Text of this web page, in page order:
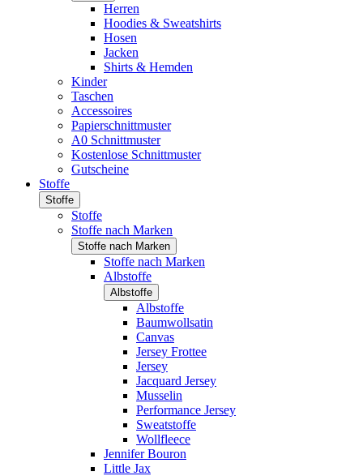
Herren
Hoodies & Sweatshirts
Hosen
Jacken
Shirts & Hemden
Kinder
Taschen
Accessoires
Papierschnittmuster
A0 Schnittmuster
Kostenlose Schnittmuster
Gutscheine
Stoffe
Stoffe
Stoffe
Stoffe nach Marken
Stoffe nach Marken
Stoffe nach Marken
Albstoffe
Albstoffe
Albstoffe
Baumwollsatin
Canvas
Jersey Frottee
Jersey
Jacquard Jersey
Musselin
Performance Jersey
Sweatstoffe
Wollfleece
Jennifer Bouron
Little Jax